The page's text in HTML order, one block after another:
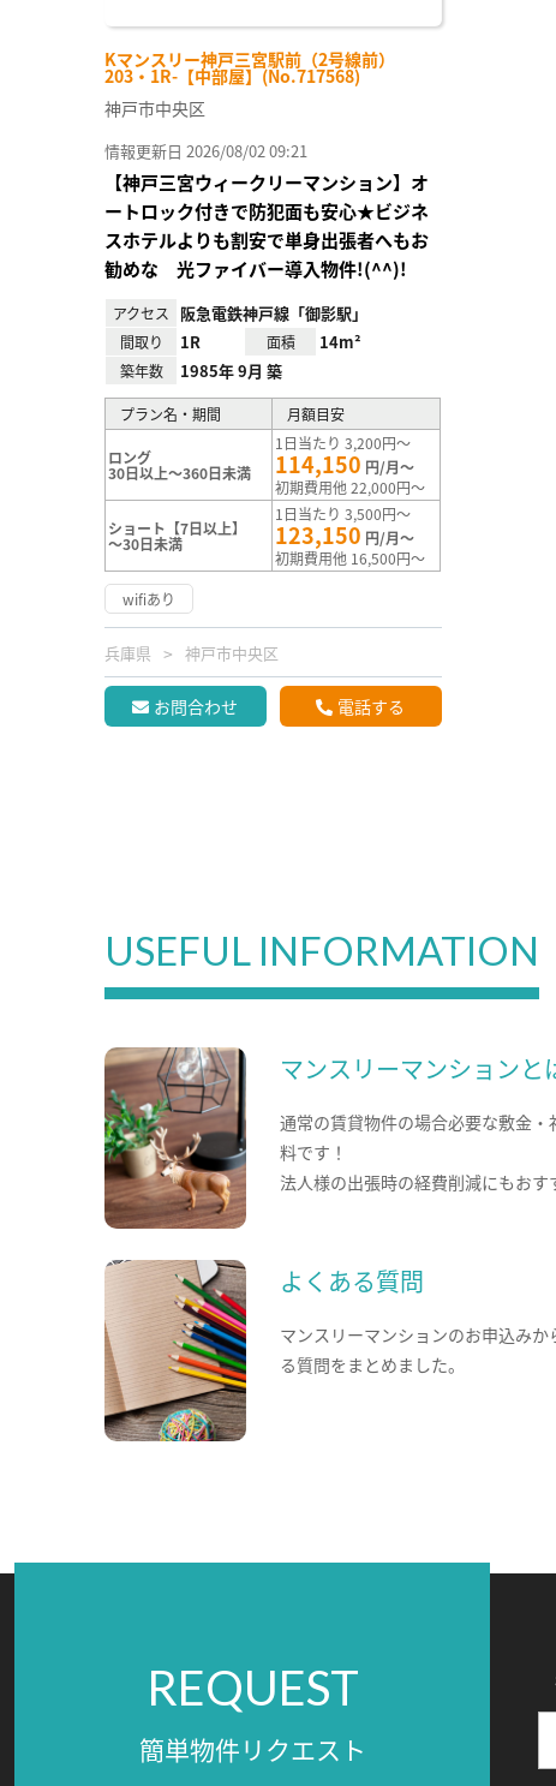
Kマンスリー神戸三宮駅前（2号線前）
203・1R-【中部屋】(No.717568)
神戸市中央区
情報更新日 2026/08/02 09:21
【神戸三宮ウィークリーマンション】オ
ートロック付きで防犯面も安心★ビジネ
スホテルよりも割安で単身出張者へもお
勧めな 光ファイバー導入物件!(^^)!
アクセス 阪急電鉄神戸線「御影駅」
間取り 1R 面積 14m²
築年数 1985年 9月 築
プラン名・期間 月額目安
ロング
30日以上～360日未満
1日当たり 3,200円～
114,150 円/月～
初期費用他 22,000円～
ショート【7日以上】
～30日未満
1日当たり 3,500円～
123,150 円/月～
初期費用他 16,500円～
wifiあり
兵庫県 神戸市中央区
お問合わせ 電話する
USEFUL INFORMATION
マンスリーマンションと
通常の賃貸物件の場合必要な敷金
料です！
法人様の出張時の経費削減にもおす
よくある質問
マンスリーマンションのお申込み
る質問をまとめました。
REQUEST
簡単物件リクエスト